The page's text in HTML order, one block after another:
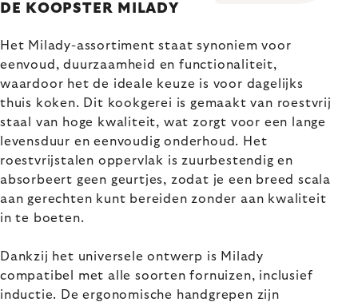
DE KOOPSTER MILADY
Het Milady-assortiment staat synoniem voor
eenvoud, duurzaamheid en functionaliteit,
waardoor het de ideale keuze is voor dagelijks
thuis koken. Dit kookgerei is gemaakt van roestvrij
staal van hoge kwaliteit, wat zorgt voor een lange
levensduur en eenvoudig onderhoud. Het
roestvrijstalen oppervlak is zuurbestendig en
absorbeert geen geurtjes, zodat je een breed scala
aan gerechten kunt bereiden zonder aan kwaliteit
in te boeten.
Dankzij het universele ontwerp is Milady
compatibel met alle soorten fornuizen, inclusief
inductie. De ergonomische handgrepen zijn